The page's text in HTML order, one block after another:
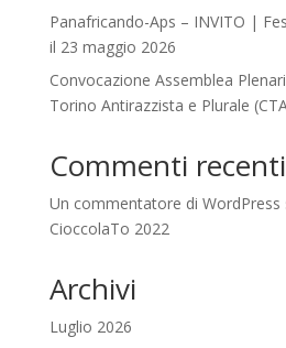
Panafricando-Aps – INVITO |
il 23 maggio 2026
Convocazione Assemblea
Torino Antirazzista e Plurale
Commenti recenti
Un commentatore di WordPress
CioccolaTo 2022
Archivi
Luglio 2026